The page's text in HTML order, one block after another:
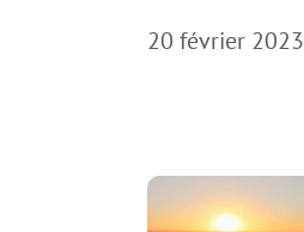
20 février 2023